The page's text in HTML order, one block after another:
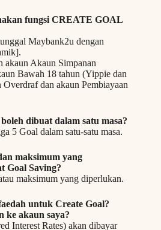
fungsi CREATE GOAL
Maybank2u dengan
akaun Akaun Simpanan
Bawah 18 tahun (Yippie dan
dan akaun Pembiayaan
dibuat dalam satu masa?
5 Goal dalam satu-satu masa.
maksimum yang
Goal Saving?
maksimum yang diperlukan.
untuk Create Goal?
ke akaun saya?
Interest Rates) akan dibayar